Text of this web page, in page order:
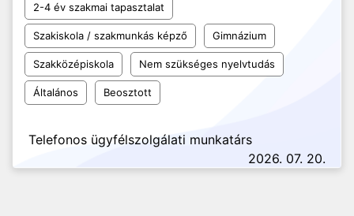
2-4 év szakmai tapasztalat
Szakiskola / szakmunkás képző Gimnázium
Szakközépiskola Nem szükséges nyelvtudás
Általános Beosztott
Telefonos ügyfélszolgálati munkatárs
2026. 07. 20.